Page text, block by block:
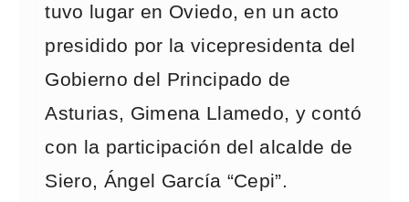
tuvo lugar en Oviedo, en un acto
presidido por la vicepresidenta del
Gobierno del Principado de
Asturias, Gimena Llamedo, y contó
con la participación del alcalde de
Siero, Ángel García “Cepi”.